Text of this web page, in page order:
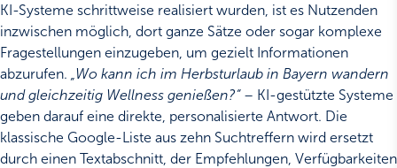
KI-Systeme schrittweise realisiert wurden, ist es Nutzenden
inzwischen möglich, dort ganze Sätze oder sogar komplexe
Fragestellungen einzugeben, um gezielt Informationen
abzurufen. „Wo kann ich im Herbsturlaub in Bayern wandern
und gleichzeitig Wellness genießen?“– KI-gestützte Systeme
geben darauf eine direkte, personalisierte Antwort. Die
klassische Google-Liste aus zehn Suchtreffern wird ersetzt
durch einen Textabschnitt, der Empfehlungen, Verfügbarkeiten